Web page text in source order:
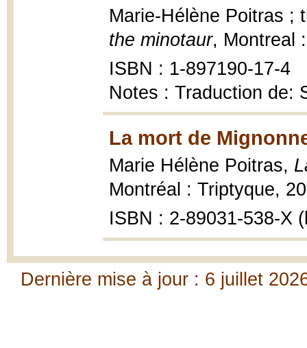
Marie-Hélène Poitras ;
the minotaur, Montreal
ISBN : 1-897190-17-4
Notes : Traduction de:
La mort de
Marie Hélène Poitras,
Montréal : Triptyque,
ISBN : 2-89031-538-X
Dernière mise à jour : 6 juillet